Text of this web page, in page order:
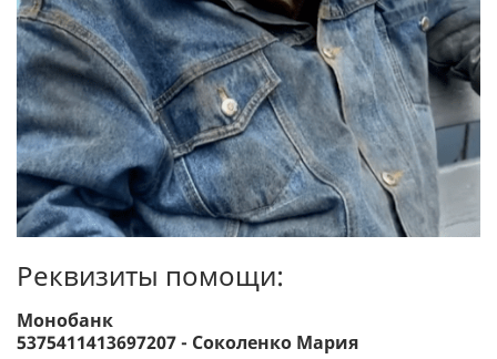
Реквизиты помощи:
Монобанк
5375411413697207 - Соколенко Мария